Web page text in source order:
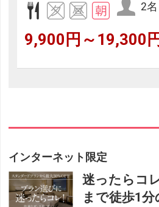
2名
9,900円～19,300円
インターネット限定
迷ったらコ
まで徒歩1